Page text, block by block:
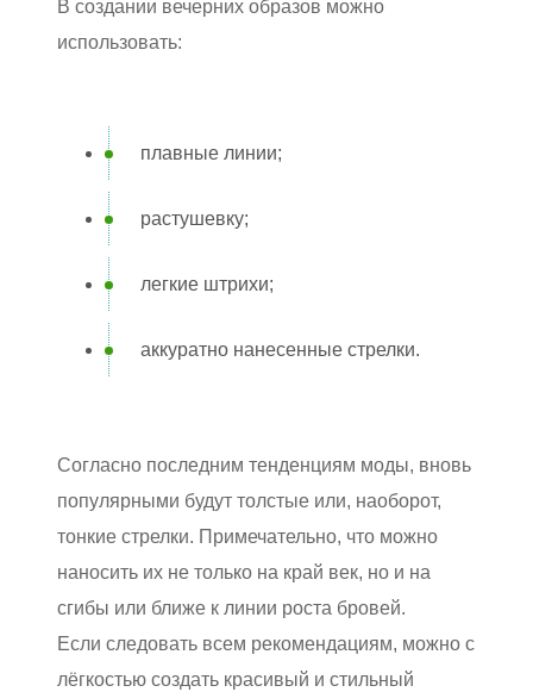
В создании вечерних образов можно
использовать:
плавные линии;
растушевку;
легкие штрихи;
аккуратно нанесенные стрелки.
Согласно последним тенденциям моды, вновь
популярными будут толстые или, наоборот,
тонкие стрелки. Примечательно, что можно
наносить их не только на край век, но и на
сгибы или ближе к линии роста бровей.
Если следовать всем рекомендациям, можно с
лёгкостью создать красивый и стильный